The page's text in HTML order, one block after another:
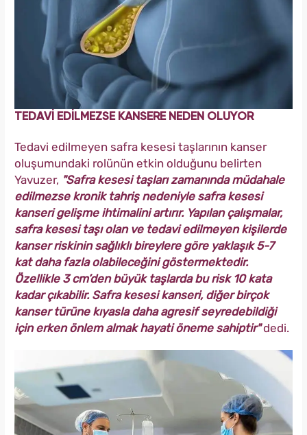
TEDAVİ EDİLMEZSE KANSERE NEDEN OLUYOR
Tedavi edilmeyen safra kesesi taşlarının kanser
oluşumundaki rolünün etkin olduğunu belirten
Yavuzer, "Safra kesesi taşları zamanında müdahale
edilmezse kronik tahriş nedeniyle safra kesesi
kanseri gelişme ihtimalini artırır. Yapılan çalışmalar,
safra kesesi taşı olan ve tedavi edilmeyen kişilerde
kanser riskinin sağlıklı bireylere göre yaklaşık 5-7
kat daha fazla olabileceğini göstermektedir.
Özellikle 3 cm’den büyük taşlarda bu risk 10 kata
kadar çıkabilir. Safra kesesi kanseri, diğer birçok
kanser türüne kıyasla daha agresif seyredebildiği
için erken önlem almak hayati öneme sahiptir"dedi.